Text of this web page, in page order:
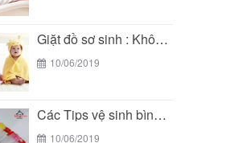
Giặt đồ sơ sinh : Không hề đơn giản...
10/06/2019
Các Tips vệ sinh bình sữa cho bé đúng...
10/06/2019